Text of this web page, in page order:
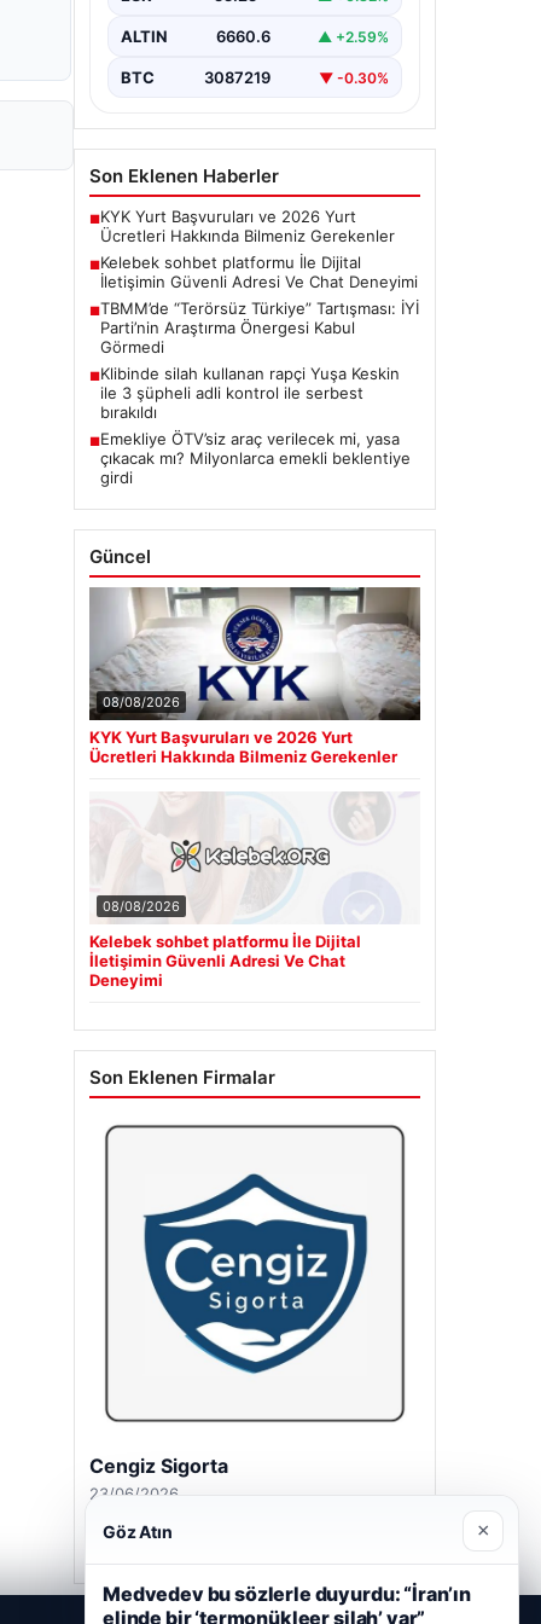
bir biçimde bağlantı kurması ciddi bir
Günümüzde…
ALTIN 6660.6 ▲ +2.59%
BTC 3087219 ▼ -0.30%
Son Eklenen Haberler
■KYK Yurt Başvuruları ve 2026 Yurt
Ücretleri Hakkında Bilmeniz Gerekenler
■Kelebek sohbet platformu İle Dijital
İletişimin Güvenli Adresi Ve Chat Deneyimi
■TBMM’de “Terörsüz Türkiye” Tartışması: İYİ
Parti’nin Araştırma Önergesi Kabul
Görmedi
■Klibinde silah kullanan rapçi Yuşa Keskin
ile 3 şüpheli adli kontrol ile serbest
bırakıldı
■Emekliye ÖTV’siz araç verilecek mi, yasa
çıkacak mı? Milyonlarca emekli beklentiye
girdi
Güncel
08/08/2026
KYK Yurt Başvuruları ve 2026 Yurt
Ücretleri Hakkında Bilmeniz Gerekenler
08/08/2026
Kelebek sohbet platformu İle Dijital
İletişimin Güvenli Adresi Ve Chat
Deneyimi
Son Eklenen Firmalar
Cengiz Sigorta
23/06/2026
Göz Atın ×
Medvedev bu sözlerle duyurdu: “İran’ın
elinde bir ‘termonükleer silah’ var”